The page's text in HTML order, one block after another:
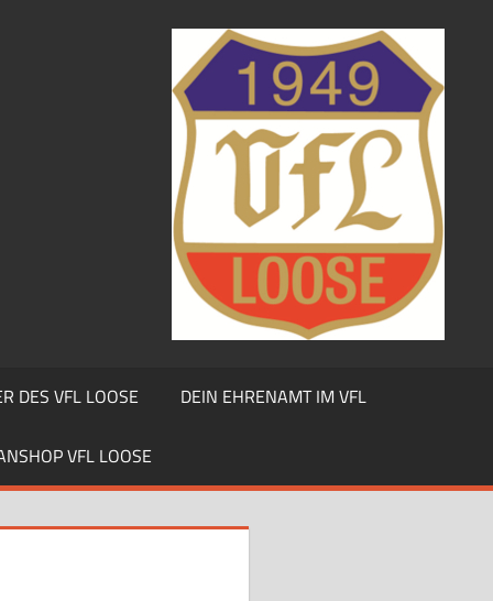
DES VFL LOOSE DEIN EHRENAMT IM VFL
VFL LOOSE